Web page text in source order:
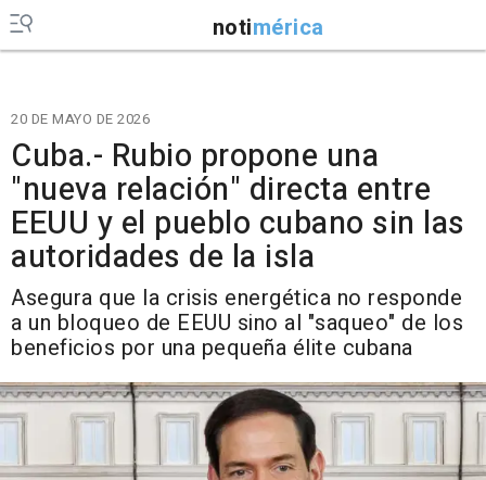
notimérica
20 DE MAYO DE 2026
Cuba.- Rubio propone una
"nueva relación" directa entre
EEUU y el pueblo cubano sin las
autoridades de la isla
Asegura que la crisis energética no responde
a un bloqueo de EEUU sino al "saqueo" de los
beneficios por una pequeña élite cubana